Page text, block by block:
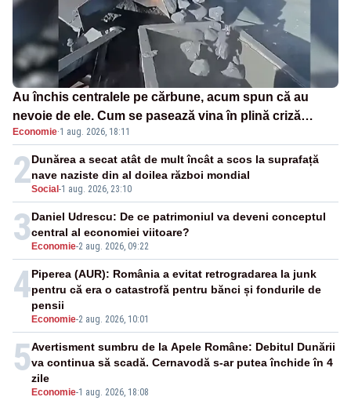
Au închis centralele pe cărbune, acum spun că au
nevoie de ele. Cum se pasează vina în plină criză
energetică
Economie·1 aug. 2026, 18:11
2Social -1 aug. 2026, 23:10
Dunărea a secat atât de mult încât a scos la suprafață
nave naziste din al doilea război mondial
3 Economie-2 aug. 2026, 09:22
Daniel Udrescu: De ce patrimoniul va deveni conceptul
central al economiei viitoare?
4
Economie-2 aug. 2026, 10:01
Piperea (AUR): România a evitat retrogradarea la junk
pentru că era o catastrofă pentru bănci și fondurile de
pensii
5
Economie-1 aug. 2026, 18:08
Avertisment sumbru de la Apele Române: Debitul Dunării
va continua să scadă. Cernavodă s-ar putea închide în 4
zile